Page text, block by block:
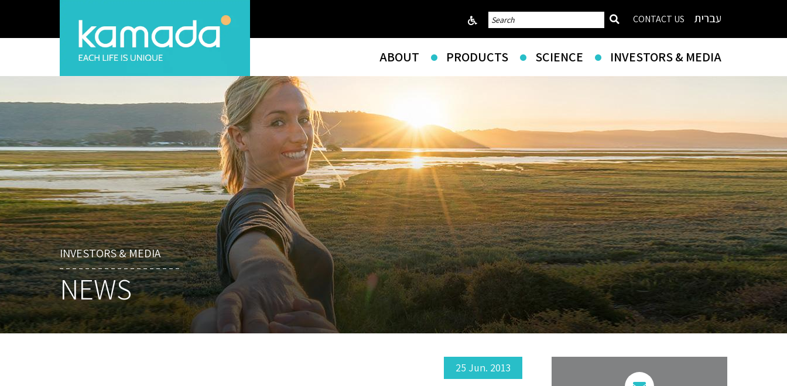
CONTACT US עברית
ABOUT PRODUCTS SCIENCE INVESTORS & MEDIA
INVESTORS & MEDIA
NEWS
25 Jun. 2013